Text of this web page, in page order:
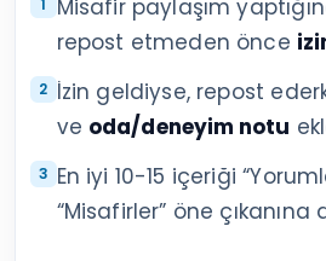
Misafir paylaşım
repost etmeden önce
İzin geldiyse, repost
ve oda/deneyim notu
En iyi 10-15 içeriği
“Misafirler” öne çıkanına